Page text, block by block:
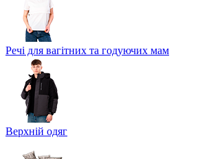
Речі для вагітних та годуючих мам
Верхній одяг